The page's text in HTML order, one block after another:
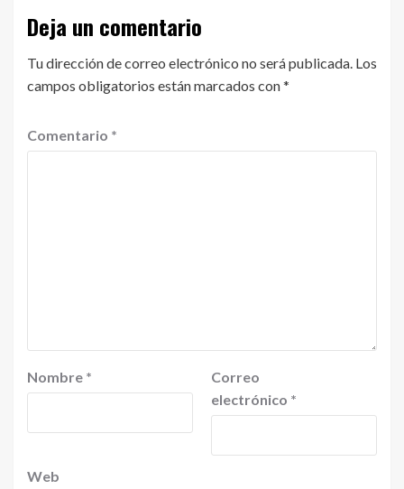
Deja un comentario
Tu dirección de correo electrónico no será publicada. Los
campos obligatorios están marcados con*
Comentario *
Nombre *
Correo
electrónico *
Web